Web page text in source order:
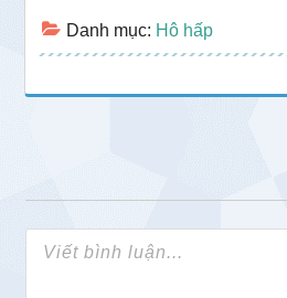
Danh mục: Hô hấp